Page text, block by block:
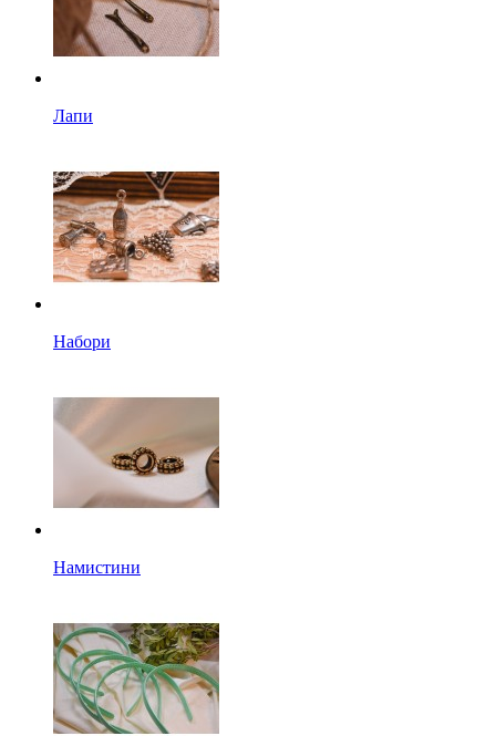
Лапи
Набори
Намистини